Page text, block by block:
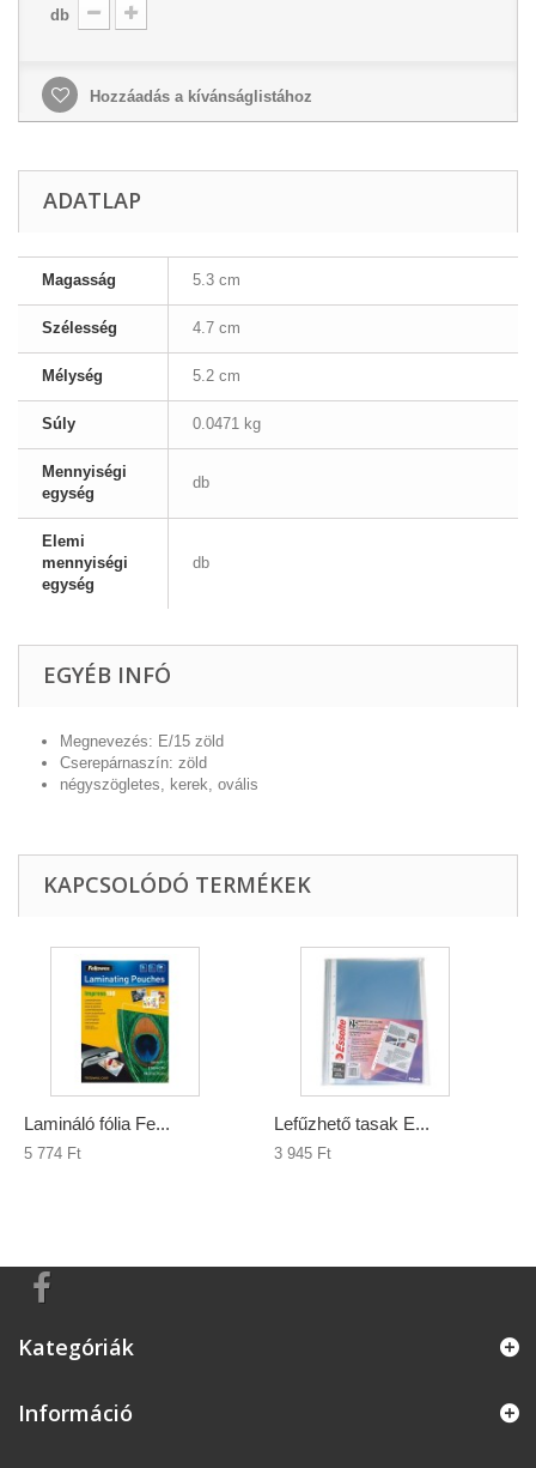
db
Hozzáadás a kívánságlistához
ADATLAP
Magasság 5.3 cm
Szélesség 4.7 cm
Mélység 5.2 cm
Súly 0.0471 kg
Mennyiségi
egység
db
Elemi
mennyiségi
egység
db
EGYÉB INFÓ
Megnevezés: E/15 zöld
Cserepárnaszín: zöld
négyszögletes, kerek, ovális
KAPCSOLÓDÓ TERMÉKEK
Lamináló fólia Fe...
5 774 Ft‎
Lefűzhető tasak E...
3 945 Ft‎
Kategóriák
Információ